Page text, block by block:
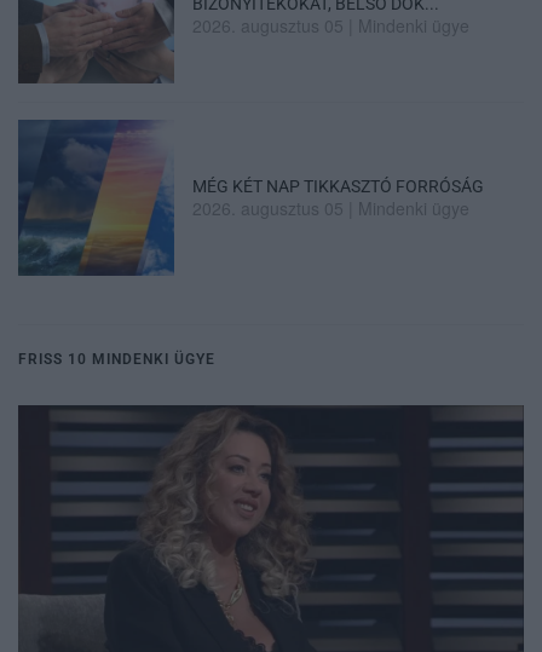
BIZONYÍTÉKOKAT, BELSŐ DOK...
2026. augusztus 05 Mindenki ügye
MÉG KÉT NAP TIKKASZTÓ FORRÓSÁG
2026. augusztus 05 Mindenki ügye
FRISS 10 MINDENKI ÜGYE